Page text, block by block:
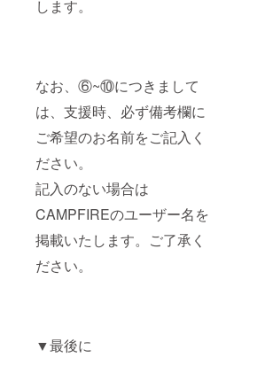
します。
なお、⑥~⑩につきまして
は、支援時、必ず備考欄に
ご希望のお名前をご記入く
ださい。
記入のない場合は
CAMPFIREのユーザー名を
掲載いたします。ご了承く
ださい。
▼最後に